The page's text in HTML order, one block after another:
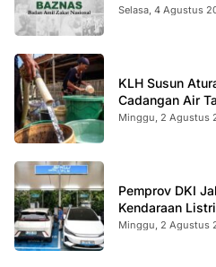
Selasa, 4 Agustus
KLH Susun
Cadangan Air
Minggu, 2 Agustus
Pemprov DKI
Kendaraan
Minggu, 2 Agustus